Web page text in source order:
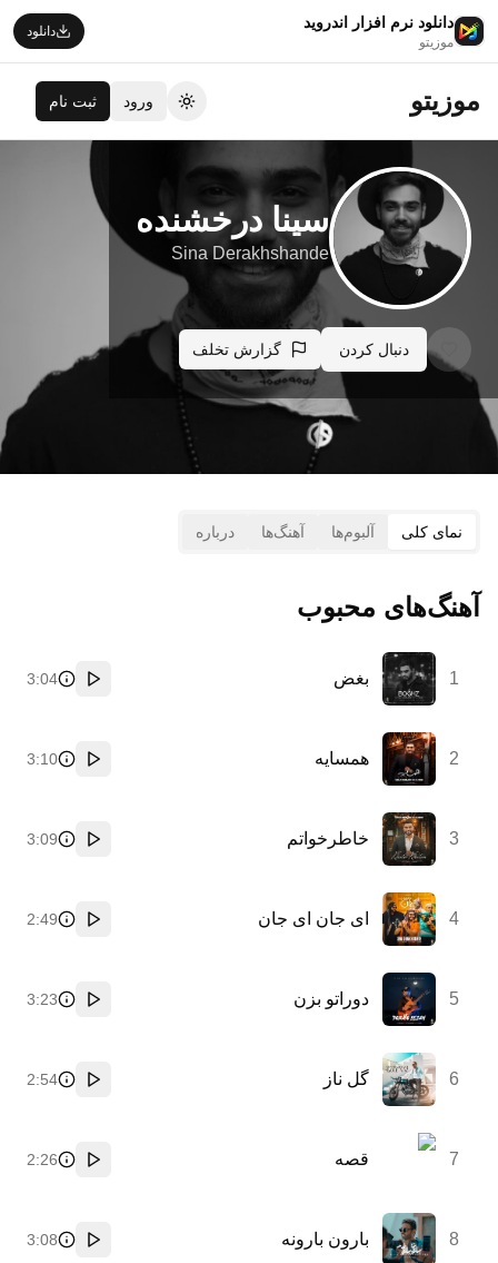
دانلود نرم افزار اندروید
موزیتو
دانلود
موزیتو تغییر تم
ورود ثبت نام
سینا درخشنده
Sina Derakhshande
دنبال کردن گزارش تخلف
نمای کلی آلبوم‌ها آهنگ‌ها درباره
آهنگ‌های محبوب
1 بغض
پخش
3:04
2 همسایه
پخش
3:10
3 خاطرخواتم
پخش
3:09
4 ای جان ای جان
پخش
2:49
5 دوراتو بزن
پخش
3:23
6 گل ناز
پخش
2:54
7 قصه
پخش
2:26
8 بارون بارونه
پخش
3:08